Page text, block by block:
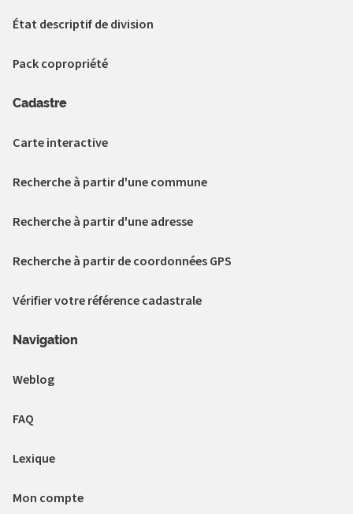
État descriptif de division
Pack copropriété
Cadastre
Carte interactive
Recherche à partir d'une commune
Recherche à partir d'une adresse
Recherche à partir de coordonnées GPS
Vérifier votre référence cadastrale
Navigation
Weblog
FAQ
Lexique
Mon compte